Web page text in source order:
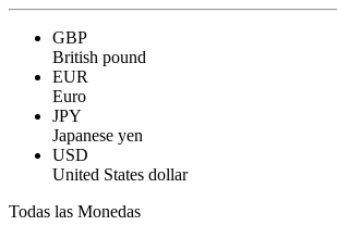
GBP
British pound
EUR
Euro
JPY
Japanese yen
USD
United States dollar
Todas las Monedas